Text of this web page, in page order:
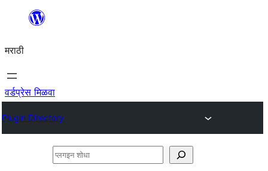
सामुग्रीवर
मराठी
वर्डप्रेस मिळवा
Plugin Directory
प्लगइन